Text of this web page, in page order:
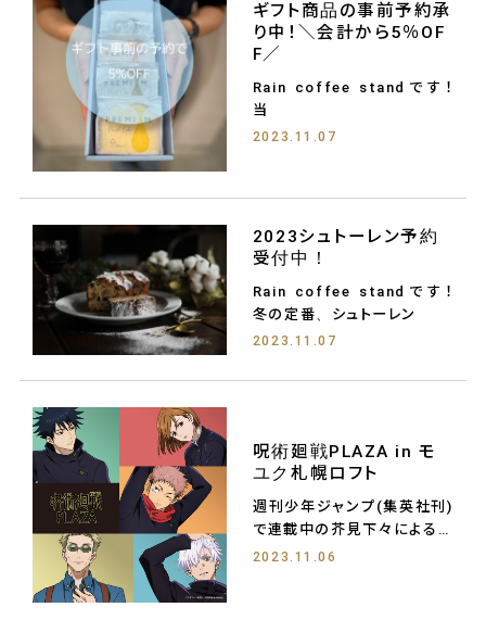
ギフト商品の事前予約承
り中！＼会計から5％OF
F／
Rain coffee standです！
当
2023.11.07
2023シュトーレン予約
受付中！
Rain coffee standです！
冬の定番、シュトーレン
2023.11.07
呪術廻戦PLAZA in モ
ユク札幌ロフト
週刊少年ジャンプ(集英社刊)
で連載中の芥見下々による大
人気コミックスを
2023.11.06